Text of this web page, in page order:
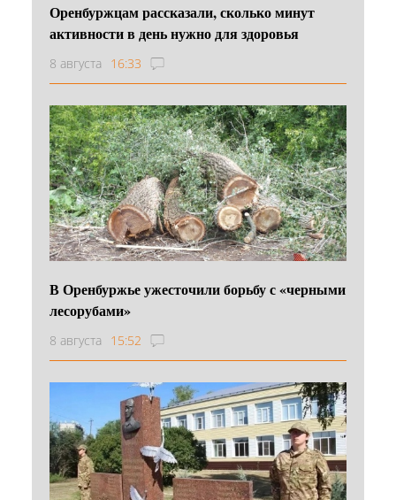
Оренбуржцам рассказали, сколько минут
активности в день нужно для здоровья
8 августа 16:33
В Оренбуржье ужесточили борьбу с «черными
лесорубами»
8 августа 15:52